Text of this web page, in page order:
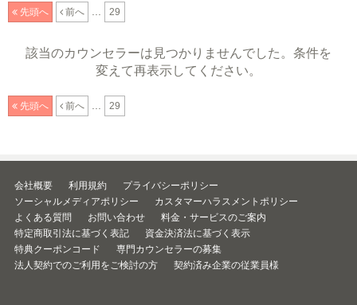
先頭へ 前へ 29
該当のカウンセラーは見つかりませんでした。条件を
変えて再表示してください。
先頭へ 前へ 29
会社概要 利用規約
プライバシーポリシー
ソーシャルメディアポリシー
カスタマーハラスメントポリシー
よくある質問
お問い合わせ
料金・サービスのご案内
特定商取引法に基づく表記
資金決済法に基づく表示
特典クーポンコード
専門カウンセラーの募集
法人契約でのご利用をご検討の方
契約済み企業の従業員様